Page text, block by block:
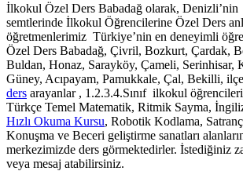
İlkokul Özel Ders Babadağ olarak,
semtlerinde İlkokul Öğrencilerine Özel Ders
öğretmenlerimiz Türkiye’nin en deneyimli
Özel Ders Babadağ, Çivril, Bozkurt, Çardak,
Buldan, Honaz, Sarayköy, Çameli, Serinhisar,
Güney, Acıpayam, Pamukkale, Çal, Bekilli,
ders arayanlar , 1.2.3.4.Sınıf ilkokul
Türkçe Temel Matematik, Ritmik Sayma,
Hızlı Okuma Kursu, Robotik Kodlama,
Konuşma ve Beceri geliştirme sanatları
merkezimizde ders görmektedirler. İstediğiniz
veya mesaj atabilirsiniz.